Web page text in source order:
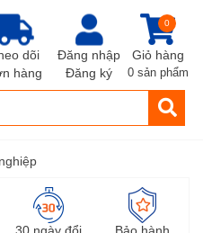
Đăng nhập
Đăng ký
Giỏ hàng
0
0 sản phẩm
dõi
hàng